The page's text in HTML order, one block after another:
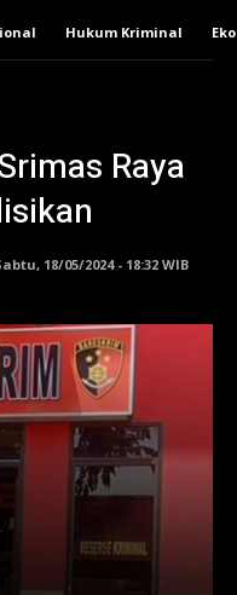
Hukum Kriminal
Raya
18/05/2024 - 18:32 WIB